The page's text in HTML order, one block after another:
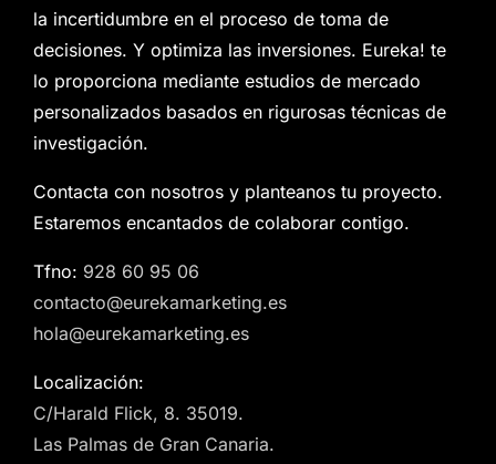
la incertidumbre en el proceso de toma de
decisiones. Y optimiza las inversiones. Eureka! te
lo proporciona mediante estudios de mercado
personalizados basados en rigurosas técnicas de
investigación.
Contacta con nosotros y planteanos tu proyecto.
Estaremos encantados de colaborar contigo.
Tfno: 928 60 95 06
contacto@eurekamarketing.es
hola@eurekamarketing.es
Localización:
C/Harald Flick, 8. 35019.
Las Palmas de Gran Canaria.